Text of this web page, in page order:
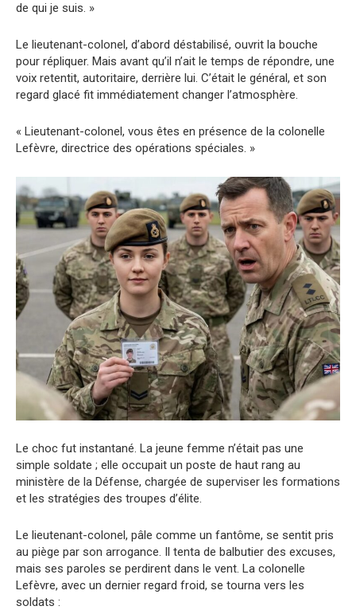
de qui je suis. »
Le lieutenant-colonel, d’abord déstabilisé, ouvrit la bouche
pour répliquer. Mais avant qu’il n’ait le temps de répondre, une
voix retentit, autoritaire, derrière lui. C’était le général, et son
regard glacé fit immédiatement changer l’atmosphère.
« Lieutenant-colonel, vous êtes en présence de la colonelle
Lefèvre, directrice des opérations spéciales. »
Le choc fut instantané. La jeune femme n’était pas une
simple soldate ; elle occupait un poste de haut rang au
ministère de la Défense, chargée de superviser les formations
et les stratégies des troupes d’élite.
Le lieutenant-colonel, pâle comme un fantôme, se sentit pris
au piège par son arrogance. Il tenta de balbutier des excuses,
mais ses paroles se perdirent dans le vent. La colonelle
Lefèvre, avec un dernier regard froid, se tourna vers les
soldats :